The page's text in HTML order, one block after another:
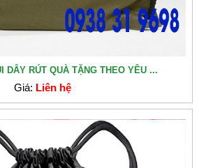
DÂY RÚT QUÀ TẶNG THEO YÊU ...
Giá: Liên hệ